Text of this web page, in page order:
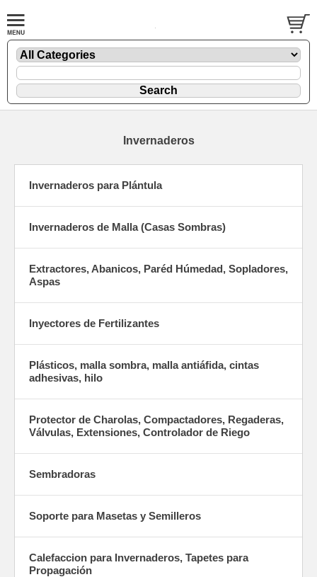
Invernaderos
Invernaderos para Plántula
Invernaderos de Malla (Casas Sombras)
Extractores, Abanicos, Paréd Húmedad, Sopladores,
Aspas
Inyectores de Fertilizantes
Plásticos, malla sombra, malla antiáfida, cintas
adhesivas, hilo
Protector de Charolas, Compactadores, Regaderas,
Válvulas, Extensiones, Controlador de Riego
Sembradoras
Soporte para Masetas y Semilleros
Calefaccion para Invernaderos, Tapetes para
Propagación